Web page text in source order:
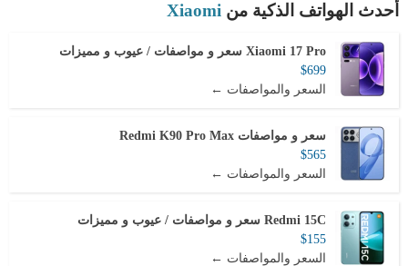
أحدث الهواتف الذكية من Xiaomi
Xiaomi 17 Pro سعر و مواصفات / عيوب و مميزات
$699
السعر والمواصفات ←
سعر و مواصفات Redmi K90 Pro Max
$565
السعر والمواصفات ←
Redmi 15C سعر و مواصفات / عيوب و مميزات
$155
السعر والمواصفات ←